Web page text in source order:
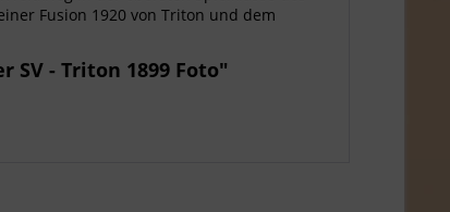
Fusion 1920 von Triton und dem
SV - Triton 1899 Foto"